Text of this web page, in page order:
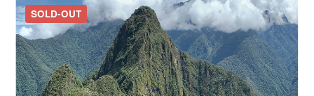
SOLD-OUT